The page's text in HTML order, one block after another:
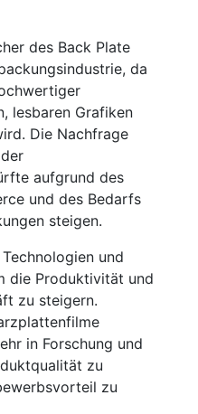
des Back Plate
da
lesbaren Grafiken
Die Nachfrage
aufgrund des
und des Bedarfs
steigen.
und
die Produktivität und
zu steigern.
in Forschung und
zu
zu